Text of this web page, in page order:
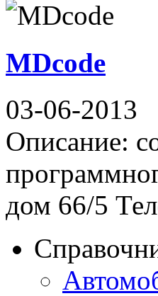
MDcode
03-06-2013
Описание:
дом 66/5